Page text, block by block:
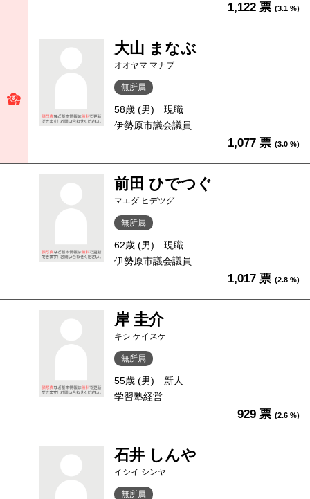
1,122 票 (3.1 %)
大山 まなぶ
オオヤマ マナブ
無所属
58歳 (男)
現職
伊勢原市議会議員
1,077 票 (3.0 %)
前田 ひでつぐ
マエダ ヒデツグ
無所属
62歳 (男)
現職
伊勢原市議会議員
1,017 票 (2.8 %)
岸 圭介
キシ ケイスケ
無所属
55歳 (男)
新人
学習塾経営
929 票 (2.6 %)
石井 しんや
イシイ シンヤ
無所属